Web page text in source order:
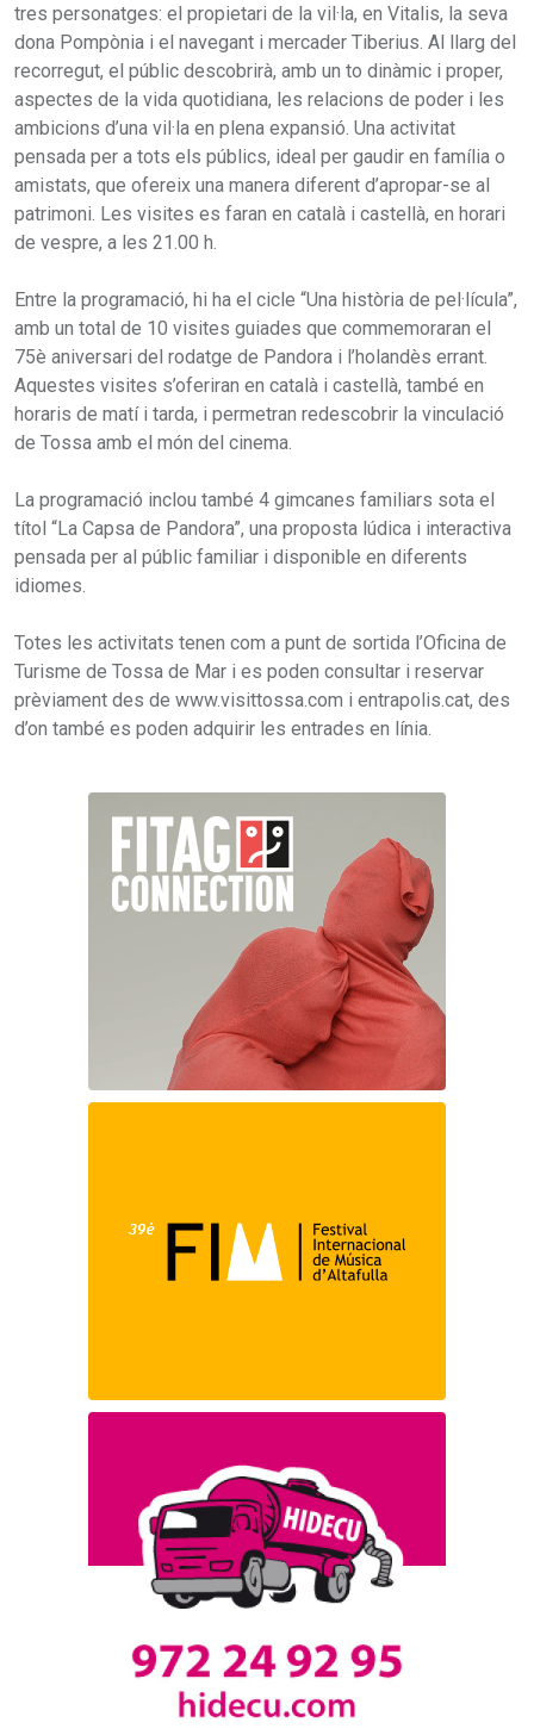
tres personatges: el propietari de la vil·la, en Vitalis, la seva
dona Pompònia i el navegant i mercader Tiberius. Al llarg del
recorregut, el públic descobrirà, amb un to dinàmic i proper,
aspectes de la vida quotidiana, les relacions de poder i les
ambicions d’una vil·la en plena expansió. Una activitat
pensada per a tots els públics, ideal per gaudir en família o
amistats, que ofereix una manera diferent d’apropar-se al
patrimoni. Les visites es faran en català i castellà, en horari
de vespre, a les 21.00 h.
Entre la programació, hi ha el cicle “Una història de pel·lícula”,
amb un total de 10 visites guiades que commemoraran el
75è aniversari del rodatge de Pandora i l’holandès errant.
Aquestes visites s’oferiran en català i castellà, també en
horaris de matí i tarda, i permetran redescobrir la vinculació
de Tossa amb el món del cinema.
La programació inclou també 4 gimcanes familiars sota el
títol “La Capsa de Pandora”, una proposta lúdica i interactiva
pensada per al públic familiar i disponible en diferents
idiomes.
Totes les activitats tenen com a punt de sortida l’Oficina de
Turisme de Tossa de Mar i es poden consultar i reservar
prèviament des de www.visittossa.com i entrapolis.cat, des
d’on també es poden adquirir les entrades en línia.